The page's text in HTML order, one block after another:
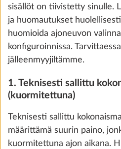
Rekisteröity 4
VAKIOVARUSTE
Ajoneuvo
sisällöt on tiivistetty sinulle.
ja huomautukset
huomioida ajoneuvon
konfiguroinnissa.
jälleenmyyjiltämme.
1. Teknisesti sallittu
(kuormitettuna)
Teknisesti sallittu
määrittämä suurin paino,
kuormitettuna ajon aikana.